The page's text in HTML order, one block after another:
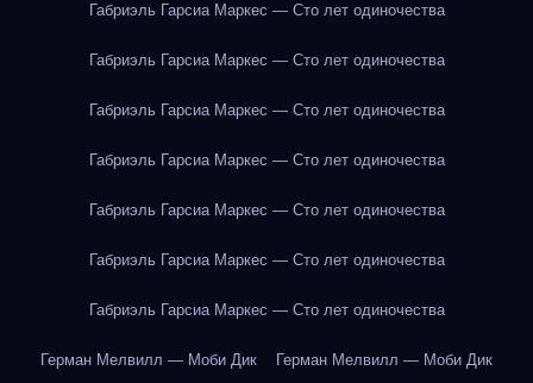
Габриэль Гарсиа Маркес — Сто лет одиночества
Габриэль Гарсиа Маркес — Сто лет одиночества
Габриэль Гарсиа Маркес — Сто лет одиночества
Габриэль Гарсиа Маркес — Сто лет одиночества
Габриэль Гарсиа Маркес — Сто лет одиночества
Габриэль Гарсиа Маркес — Сто лет одиночества
Габриэль Гарсиа Маркес — Сто лет одиночества
Герман Мелвилл — Моби Дик Герман Мелвилл — Моби Дик